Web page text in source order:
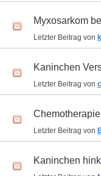
Myxosarkom
Letzter Beitrag von
Kaninchen
Letzter Beitrag von
Chemotherapie
Letzter Beitrag von
Kaninchen